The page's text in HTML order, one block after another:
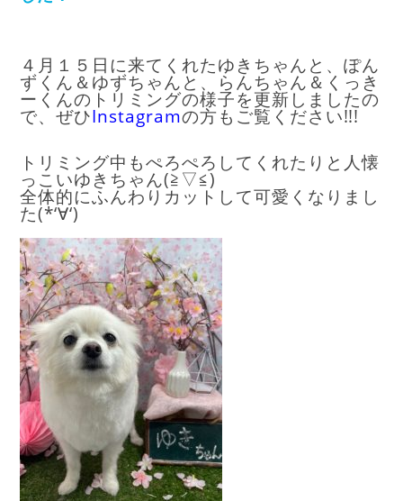
４月１５日に来てくれたゆきちゃんと、ぽん
ずくん＆ゆずちゃんと、らんちゃん＆くっき
ーくんのトリミングの様子を更新しましたの
で、ぜひInstagramの方もご覧ください!!!
トリミング中もぺろぺろしてくれたりと人懐
っこいゆきちゃん(≧▽≦)
全体的にふんわりカットして可愛くなりまし
た(*‘∀‘)